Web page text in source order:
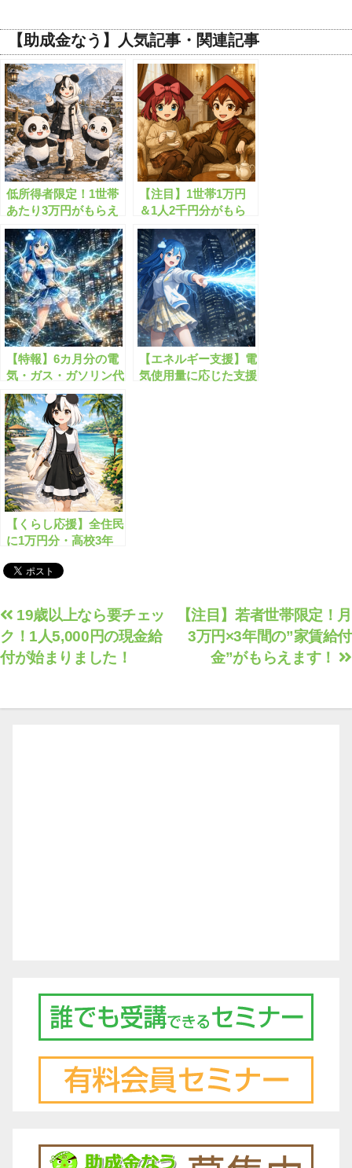
【助成金なう】人気記事・関連記事
低所得者限定！1世帯
あたり3万円がもらえ
る給付金とは？
【注目】1世帯1万円
＆1人2千円分がもら
えるお得な給付制度と
は？
【特報】6カ月分の電
気・ガス・ガソリン代
が給付されます！
【エネルギー支援】電
気使用量に応じた支援
【くらし応援】全住民
に1万円分・高校3年
商品券を配布する取り
投
稿
ナ
ゲ
【注目】若者世帯限定！月
3万円×3年間の”家賃給付
金”がもらえます！
19歳以上なら要チェッ
ク！1人5,000円の現金給
付が始まりました！